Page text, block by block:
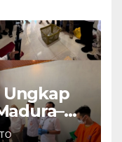
Ungkap